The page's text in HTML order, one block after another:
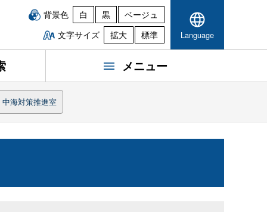
背景色 白 黒
ベージュ
文字サイズ
拡大 標準 Language
メニュー
海対策推進室